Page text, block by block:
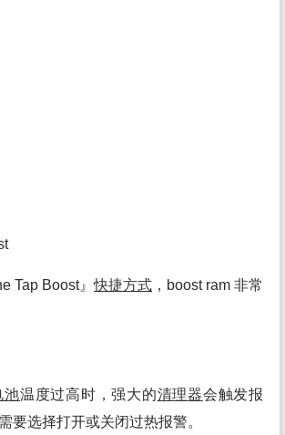
Tap Boost』快捷方式 ，boost ram 非常
池温度过高时，强大的清理器会触发报
要选择打开或关闭过热报警。